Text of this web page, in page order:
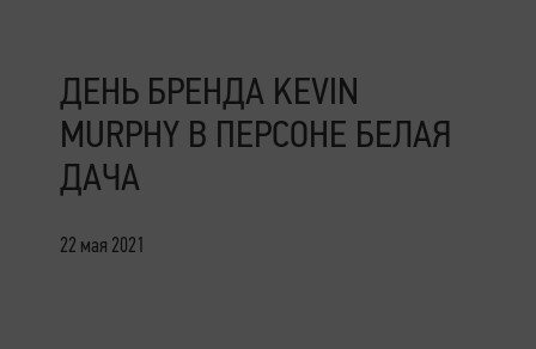
ДЕНЬ БРЕНДА KEVIN
MURPHY В ПЕРСОНЕ БЕЛАЯ
ДАЧА
22 мая 2021